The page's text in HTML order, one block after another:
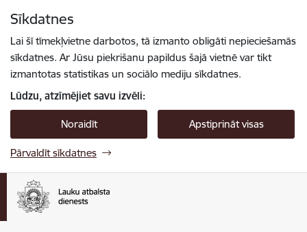
Sīkdatnes
Lai šī tīmekļvietne darbotos, tā izmanto obligāti nepieciešamās
sīkdatnes. Ar Jūsu piekrišanu papildus šajā vietnē var tikt
izmantotas statistikas un sociālo mediju sīkdatnes.
Lūdzu, atzīmējiet savu izvēli:
Noraidīt Apstiprināt visas
Pārvaldīt sīkdatnes